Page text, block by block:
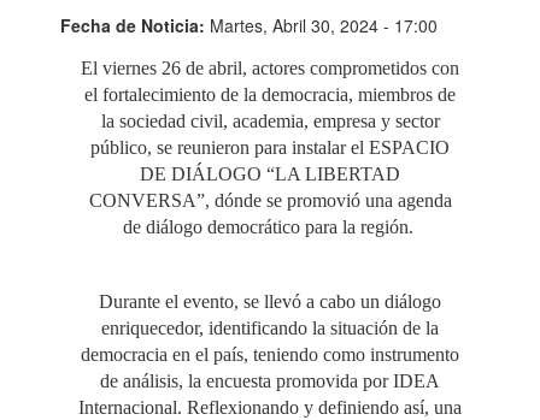
Fecha de Noticia: Martes, Abril 30, 2024 - 17:00
El viernes 26 de abril, actores comprometidos con
el fortalecimiento de la democracia, miembros de
la sociedad civil, academia, empresa y sector
público, se reunieron para instalar el ESPACIO
DE DIÁLOGO “LA LIBERTAD
CONVERSA”, dónde se promovió una agenda
de diálogo democrático para la región.
Durante el evento, se llevó a cabo un diálogo
enriquecedor, identificando la situación de la
democracia en el país, teniendo como instrumento
de análisis, la encuesta promovida por IDEA
Internacional. Reflexionando y definiendo así, una